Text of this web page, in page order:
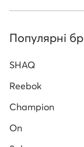
Популярні
SHAQ
Reebok
Champion
On